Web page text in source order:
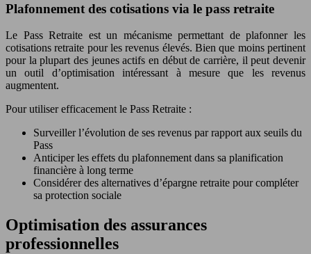
Plafonnement des cotisations via le pass retraite
Le Pass Retraite est un mécanisme permettant de plafonner les
cotisations retraite pour les revenus élevés. Bien que moins pertinent
pour la plupart des jeunes actifs en début de carrière, il peut devenir
un outil d’optimisation intéressant à mesure que les revenus
augmentent.
Pour utiliser efficacement le Pass Retraite :
Surveiller l’évolution de ses revenus par rapport aux seuils du
Pass
Anticiper les effets du plafonnement dans sa planification
financière à long terme
Considérer des alternatives d’épargne retraite pour compléter
sa protection sociale
Optimisation des assurances
professionnelles